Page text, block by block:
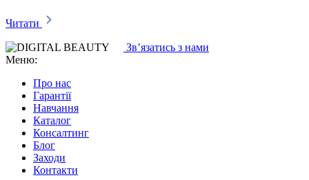
Читати
Зв’язатись з нами
Меню:
Про нас
Гарантії
Навчання
Каталог
Консалтинг
Блог
Заходи
Контакти